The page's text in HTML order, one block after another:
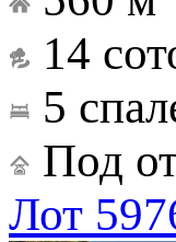
14
5
Под
Лот